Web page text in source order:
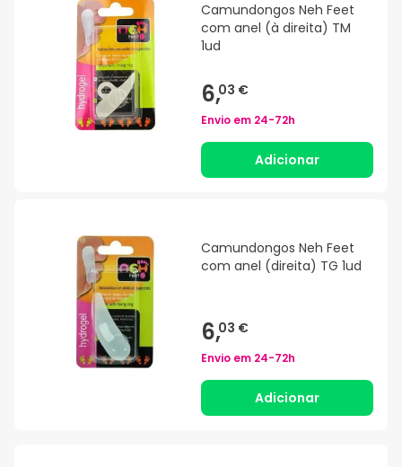
Camundongos Neh Feet
com anel (à direita) TM
1ud
6,03 €
Envio em 24-72h
Adicionar
Camundongos Neh Feet
com anel (direita) TG 1ud
6,03 €
Envio em 24-72h
Adicionar